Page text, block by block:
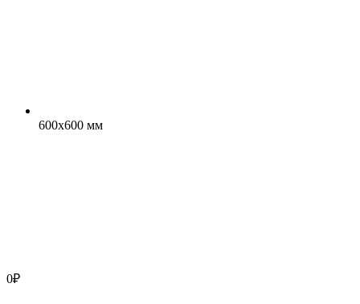
600x600 мм
0₽